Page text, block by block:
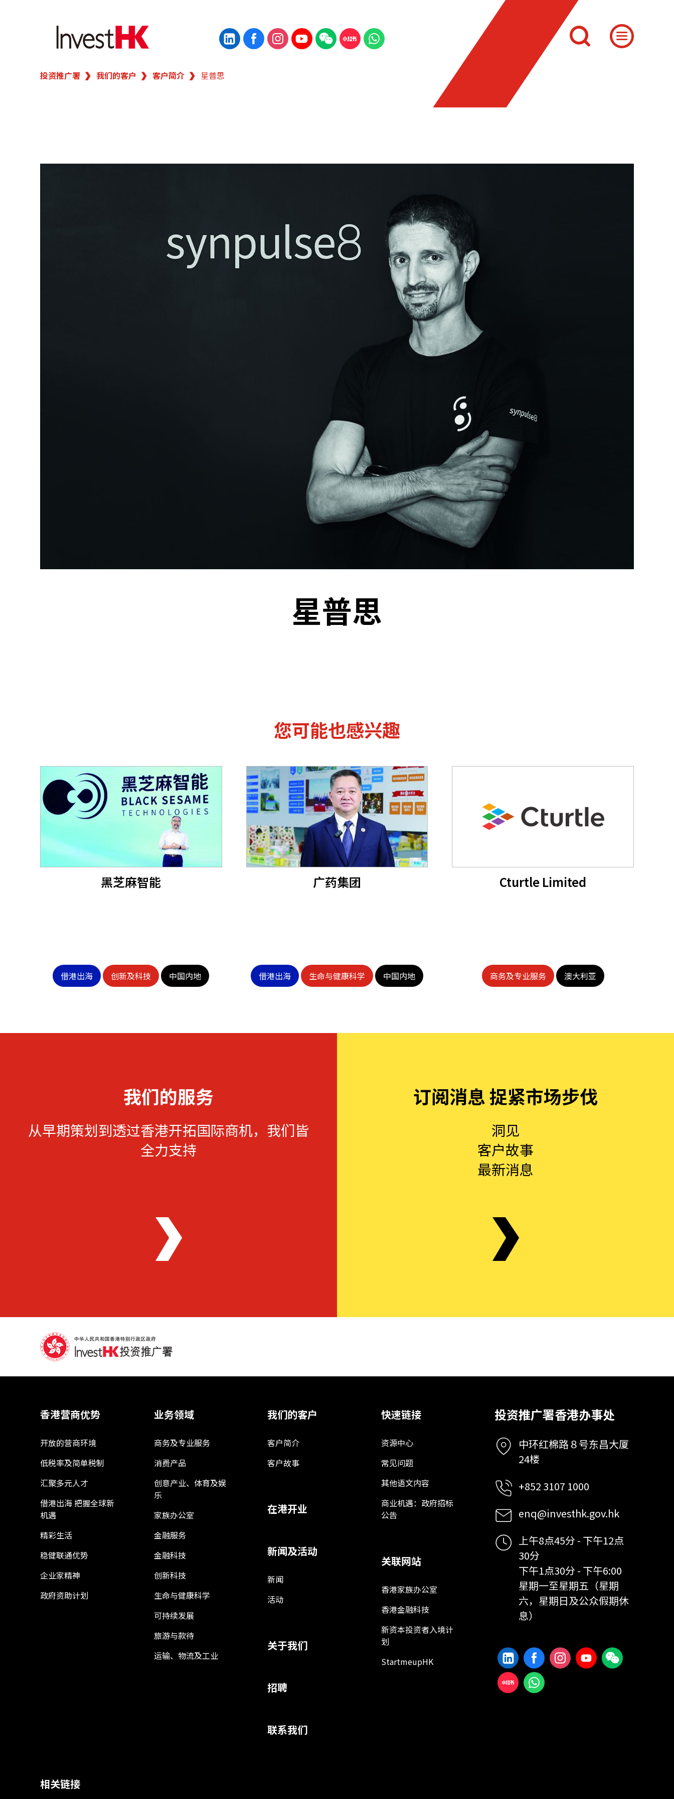
繁 简
新闻及活动
商业机遇：政府招标公告 推荐表格 其他语文内容
投资推广署 我们的客户 客户简介 星普思
星普思
您可能也感兴趣
黑芝麻智能
借港出海 创新及科技 中国内地
广药集团
借港出海 生命与健康科学 中国内地
Cturtle Limited
商务及专业服务 澳大利亚
我们的服务
从早期策划到透过香港开拓国际商机，我们皆
全力支持
订阅消息 捉紧市场步伐
洞见
客户故事
最新消息
香港营商优势
开放的营商环境
低税率及简单税制
汇聚多元人才
借港出海 把握全球新
机遇
精彩生活
稳健联通优势
企业家精神
政府资助计划
业务领域
商务及专业服务
消费产品
创意产业、体育及娱
乐
家族办公室
金融服务
金融科技
创新科技
生命与健康科学
可持续发展
旅游与款待
运输、物流及工业
我们的客户
客户简介
客户故事
在港开业
新闻及活动
新闻
活动
关于我们
招聘
联系我们
快速链接
资源中心
常见问题
其他语文内容
商业机遇：政府招标
公告
关联网站
香港家族办公室
香港金融科技
新资本投资者入境计
划
StartmeupHK
相关链接
投资推广署香港办事处
中环红棉路８号东昌大厦
24楼
+852 3107 1000
enq@investhk.gov.hk
上午8点45分 - 下午12点
30分
下午1点30分 - 下午6:00
星期一至星期五（星期
六，星期日及公众假期休
息）